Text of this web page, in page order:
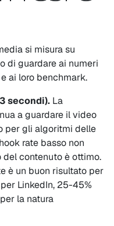
si misura su
di guardare ai numeri
ai loro benchmark.
secondi). La
a guardare il video
per gli algoritmi delle
rate basso non
contenuto è ottimo.
è un buon risultato per
LinkedIn, 25-45%
la natura